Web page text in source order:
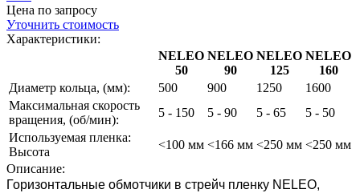
Цена по запросу
Уточнить стоимость
Характеристики:
NELEO
50
NELEO
90
NELEO
125
NELEO
160
Диаметр кольца, (мм):
500 900 1250
1600
Максимальная скорость
вращения, (об/мин):
5 - 150 5 - 90 5 - 65
5 - 50
Используемая пленка:
Высота
<100 мм <166 мм <250 мм <250 мм
Описание:
Горизонтальные обмотчики в стрейч пленку NELEO,